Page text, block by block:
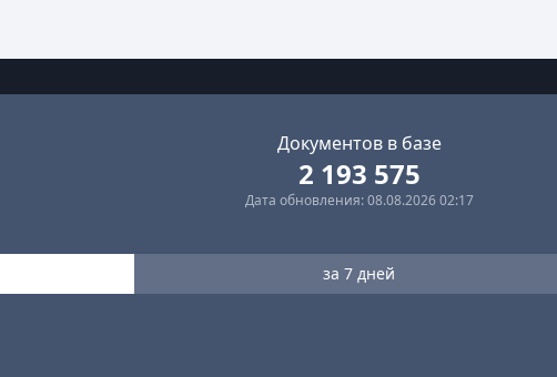
Документов в базе
2 193 575
Дата обновления: 08.08.2026 02:17
за 7 дней